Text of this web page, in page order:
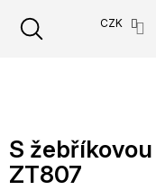
obsah
CZK
S
ZT807